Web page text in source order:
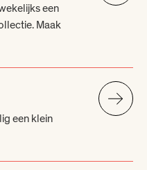
een
Maak
een klein